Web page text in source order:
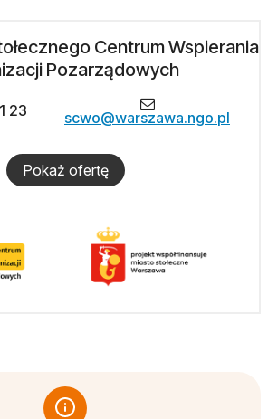
Centrum Wspierania
Pozarządowych
23 scwo@warszawa.ngo.pl
Pokaż ofertę